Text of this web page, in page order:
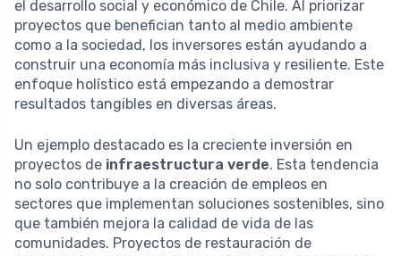
el desarrollo social y económico de Chile. Al priorizar
proyectos que benefician tanto al medio ambiente
como a la sociedad, los inversores están ayudando a
construir una economía más inclusiva y resiliente. Este
enfoque holístico está empezando a demostrar
resultados tangibles en diversas áreas.
Un ejemplo destacado es la creciente inversión en
proyectos de infraestructura verde. Esta tendencia
no solo contribuye a la creación de empleos en
sectores que implementan soluciones sostenibles, sino
que también mejora la calidad de vida de las
comunidades. Proyectos de restauración de